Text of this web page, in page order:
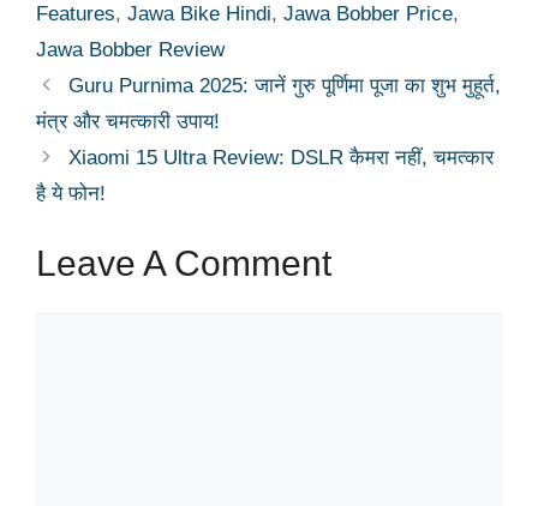
Features, Jawa Bike Hindi, Jawa Bobber Price,
Jawa Bobber Review
Guru Purnima 2025: जानें गुरु पूर्णिमा पूजा का शुभ मुहूर्त,
मंत्र और चमत्कारी उपाय!
Xiaomi 15 Ultra Review: DSLR कैमरा नहीं, चमत्कार
है ये फोन!
Leave A Comment